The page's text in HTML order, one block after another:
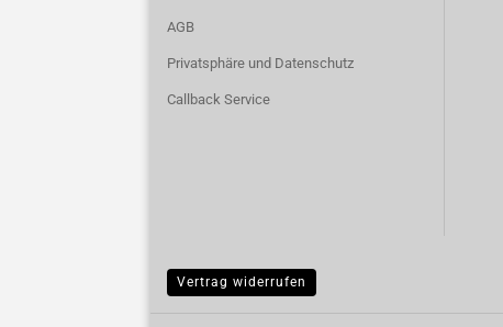
AGB
Privatsphäre und Datenschutz
Callback Service
Vertrag widerrufen